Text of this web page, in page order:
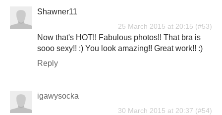
Shawner11
25 March 2015 at 20:15
Now that's HOT!! Fabulous photos!! That bra is
sooo sexy!! :) You look amazing!! Great work!! :)
Reply
igawysocka
30 March 2015 at 20:37